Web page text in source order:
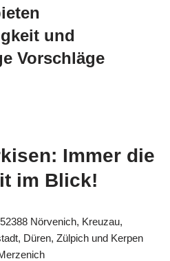
und
Vorschläge
Immer die
im Blick!
Nörvenich, Kreuzau,
Düren, Zülpich und Kerpen